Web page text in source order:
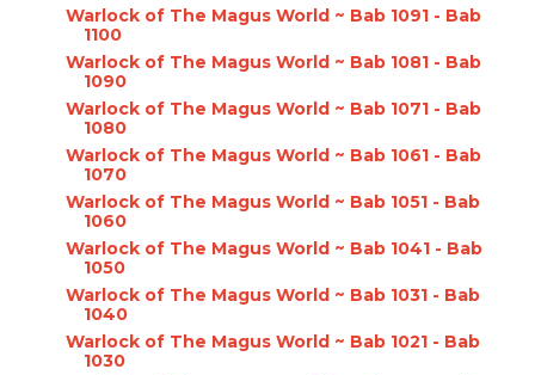
Warlock of The Magus World ~ Bab 1091 - Bab
1100
Warlock of The Magus World ~ Bab 1081 - Bab
1090
Warlock of The Magus World ~ Bab 1071 - Bab
1080
Warlock of The Magus World ~ Bab 1061 - Bab
1070
Warlock of The Magus World ~ Bab 1051 - Bab
1060
Warlock of The Magus World ~ Bab 1041 - Bab
1050
Warlock of The Magus World ~ Bab 1031 - Bab
1040
Warlock of The Magus World ~ Bab 1021 - Bab
1030